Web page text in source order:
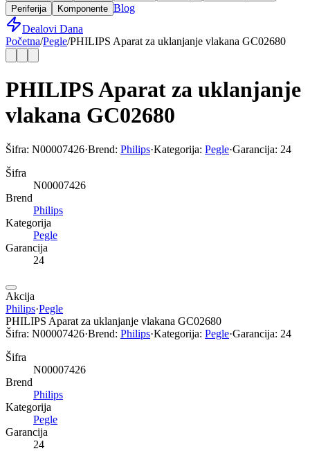
Periferija
Komponente Blog
Dealovi Dana
Početna/Pegle/PHILIPS Aparat za uklanjanje vlakana GC02680
PHILIPS Aparat za uklanjanje
vlakana GC02680
Šifra: N00007426·Brend: Philips·Kategorija: Pegle·Garancija: 24
Šifra
N00007426
Brend
Philips
Kategorija
Pegle
Garancija
24
Akcija
Philips·Pegle
PHILIPS Aparat za uklanjanje vlakana GC02680
Šifra: N00007426·Brend: Philips·Kategorija: Pegle·Garancija: 24
Šifra
N00007426
Brend
Philips
Kategorija
Pegle
Garancija
24